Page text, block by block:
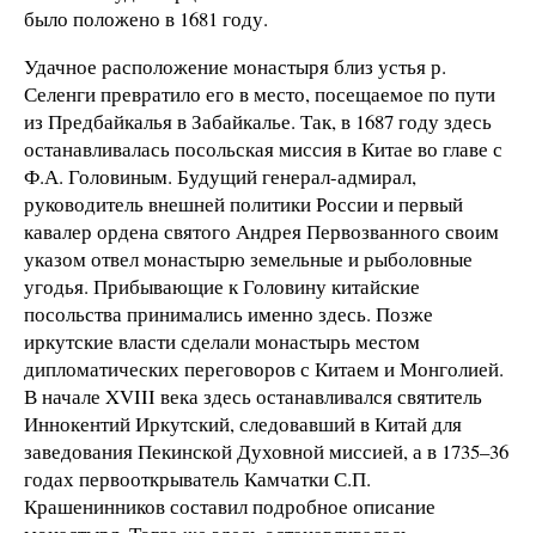
было положено в 1681 году.
Удачное расположение монастыря близ устья р.
Селенги превратило его в место, посещаемое по пути
из Предбайкалья в Забайкалье. Так, в 1687 году здесь
останавливалась посольская миссия в Китае во главе с
Ф.А. Головиным. Будущий генерал-адмирал,
руководитель внешней политики России и первый
кавалер ордена святого Андрея Первозванного своим
указом отвел монастырю земельные и рыболовные
угодья. Прибывающие к Головину китайские
посольства принимались именно здесь. Позже
иркутские власти сделали монастырь местом
дипломатических переговоров с Китаем и Монголией.
В начале XVIII века здесь останавливался святитель
Иннокентий Иркутский, следовавший в Китай для
заведования Пекинской Духовной миссией, а в 1735–36
годах первооткрыватель Камчатки С.П.
Крашенинников составил подробное описание